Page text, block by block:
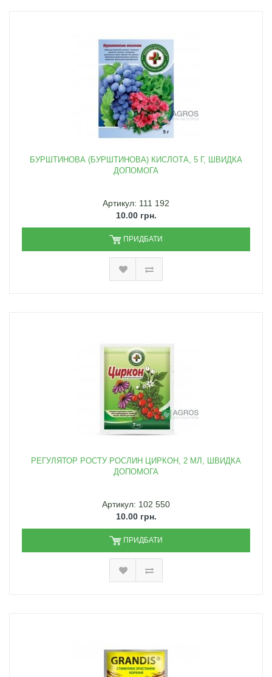
БУРШТИНОВА (БУРШТИНОВА) КИСЛОТА, 5 Г, ШВИДКА
ДОПОМОГА
Артикул: 111 192
10.00 грн.
ПРИДБАТИ
РЕГУЛЯТОР РОСТУ РОСЛИН ЦИРКОН, 2 МЛ, ШВИДКА
ДОПОМОГА
Артикул: 102 550
10.00 грн.
ПРИДБАТИ